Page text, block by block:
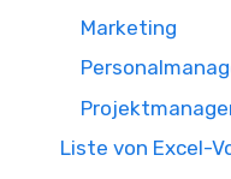
Marketing
Liste von Excel-